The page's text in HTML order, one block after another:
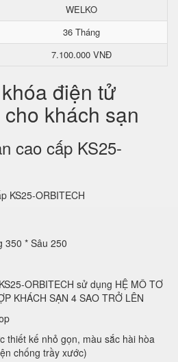
WELKO
36 Tháng
7.100.000 VNĐ
điện tử
khách sạn
cao cấp KS25-
350 * Sâu 250
ORBITECH sử dụng HỆ MÔ TƠ
KHÁCH SẠN 4 SAO TRỞ LÊN
thiết kế nhỏ gọn, màu sắc hài hòa
chống trầy xước)